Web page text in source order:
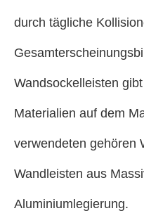
durch tägliche
Wandsockelleisten
Materialien auf dem
verwendeten gehören
Wandleisten aus
Aluminiumlegierung.